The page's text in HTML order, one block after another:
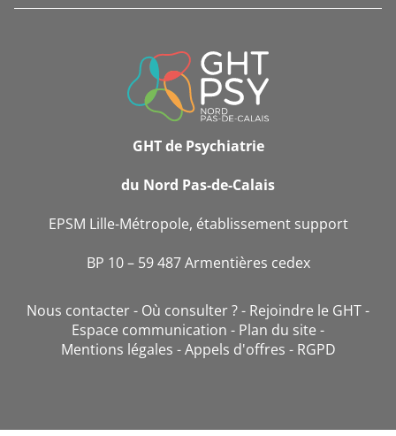
INFORMATIONS
GHT de Psychiatrie
du Nord Pas-de-Calais
EPSM Lille-Métropole, établissement support
BP 10 – 59 487 Armentières cedex
Nous contacter Où consulter ?
Rejoindre le GHT
Espace communication
Plan du site
Mentions légales
Appels d'offres RGPD